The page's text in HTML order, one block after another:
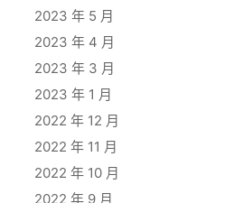
2023 年 5 月
2023 年 4 月
2023 年 3 月
2023 年 1 月
2022 年 12 月
2022 年 11 月
2022 年 10 月
2022 年 9 月